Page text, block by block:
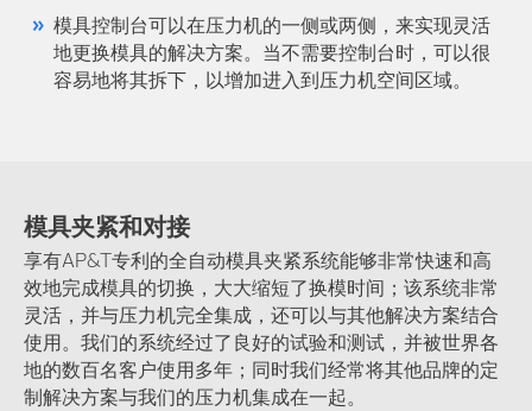
模具控制台可以在压力机的一侧或两侧，来实现灵活
地更换模具的解决方案。当不需要控制台时，可以很
容易地将其拆下，以增加进入到压力机空间区域。
模具夹紧和对接
享有AP&T专利的全自动模具夹紧系统能够非常快速和高
效地完成模具的切换，大大缩短了换模时间；该系统非常
灵活，并与压力机完全集成，还可以与其他解决方案结合
使用。我们的系统经过了良好的试验和测试，并被世界各
地的数百名客户使用多年；同时我们经常将其他品牌的定
制解决方案与我们的压力机集成在一起。